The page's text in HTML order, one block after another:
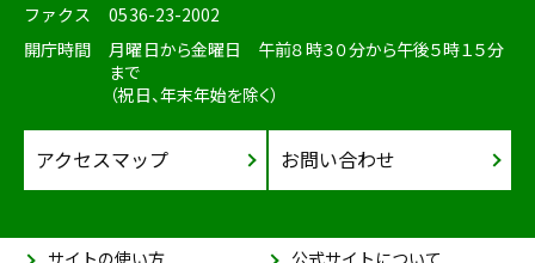
ファクス
0536-23-2002
開庁時間
月曜日から金曜日 午前８時３０分から午後５時１５分
まで
（祝日、年末年始を除く）
アクセスマップ お問い合わせ
サイトの使い方 公式サイトについて